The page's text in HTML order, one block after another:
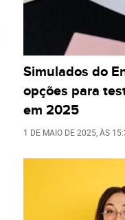
Simulados do
opções para
em 2025
1 DE MAIO DE 2025 , ÀS